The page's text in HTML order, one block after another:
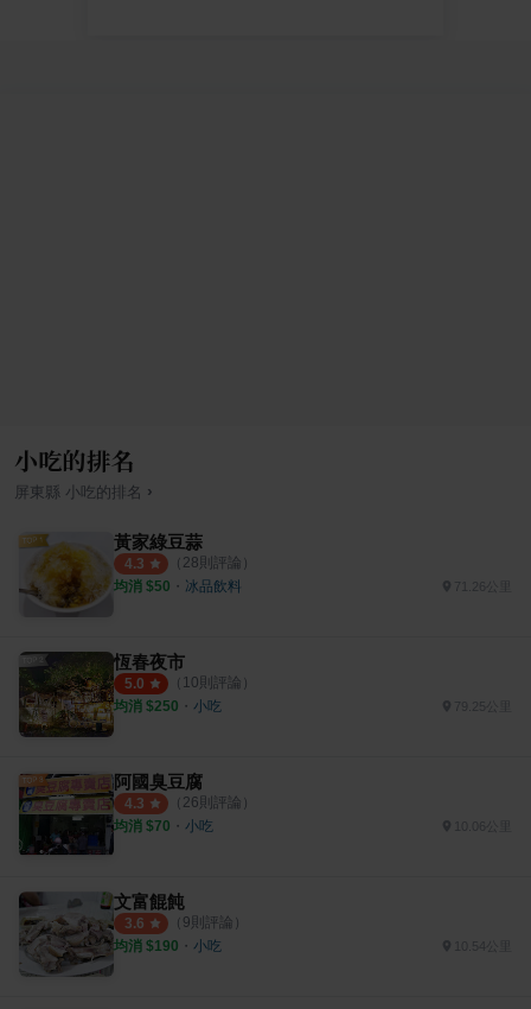
小吃的排名
屏東縣 小吃 的排名 ›
黃家綠豆蒜
4.3 （ 28則評論）
均消 $50 ・ 冰品飲料
恆春夜市
5.0 （ 10則評論）
均消 $250 ・ 小吃 79.25公里
阿國臭豆腐
4.3 （ 26則評論）
均消 $70 ・ 小吃
文富餛飩
3.6 （ 9則評論）
均消 $190 ・ 小吃 10.54公里